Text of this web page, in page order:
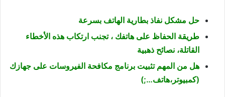
حل مشكل نفاذ بطارية الهاتف بسرعة
طريقة الحفاظ على هاتفك ، تجنب ارتكاب هذه الأخطاء
القاتلة، نصائح ذهبية
هل من المهم تثبيت برنامج مكافحة الفيروسات على جهازك
(كمبيوتر،هاتف…;)